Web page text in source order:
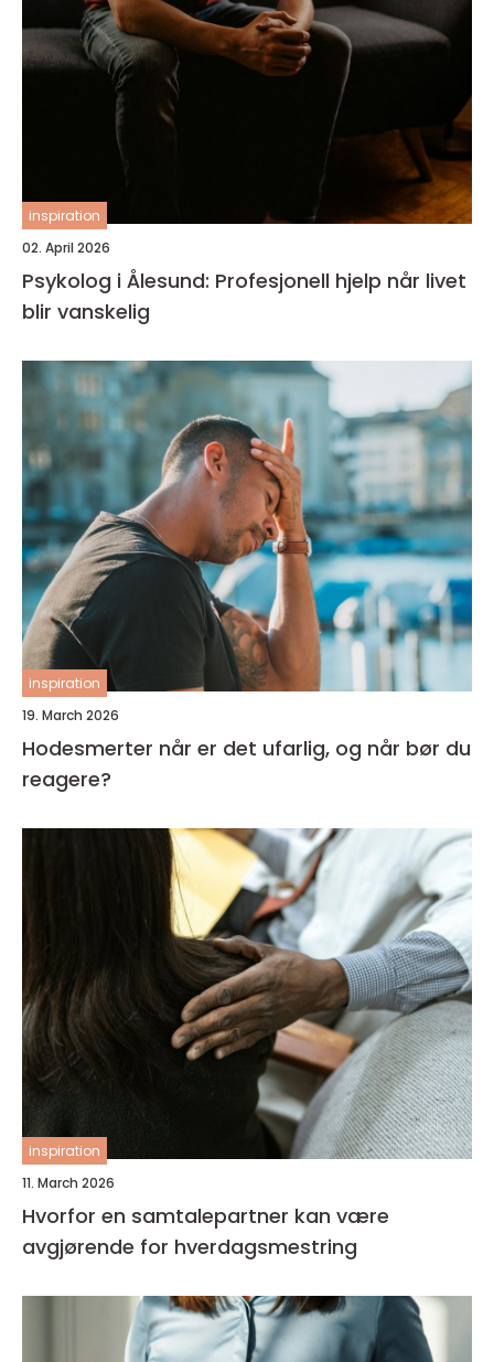
inspiration
02. April 2026
Psykolog i Ålesund: Profesjonell hjelp når livet
blir vanskelig
inspiration
19. March 2026
Hodesmerter når er det ufarlig, og når bør du
reagere?
inspiration
11. March 2026
Hvorfor en samtalepartner kan være
avgjørende for hverdagsmestring